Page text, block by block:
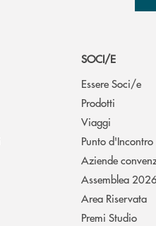
SOCI/E
Essere Soci/e
Prodotti
Viaggi
Punto d'Incontro
Aziende
Assemblea 2026
Area Riservata
Premi Studio